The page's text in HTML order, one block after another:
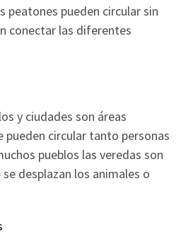
peatones pueden circular sin
conectar las diferentes
y ciudades son áreas
pueden circular tanto personas
pueblos las veredas son
desplazan los animales o